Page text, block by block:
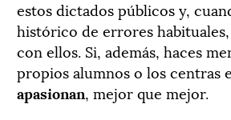
estos dictados públicos y,
histórico de errores
con ellos. Si, además, haces
propios alumnos o los centras
apasionan, mejor que mejor.